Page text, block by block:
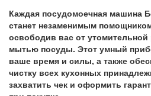
Каждая посудомоечная машина
станет незаменимым
освободив вас от
мытью посуды. Этот умный
ваше время и силы, а также
чистку всех кухонных
захватить чек и оформить